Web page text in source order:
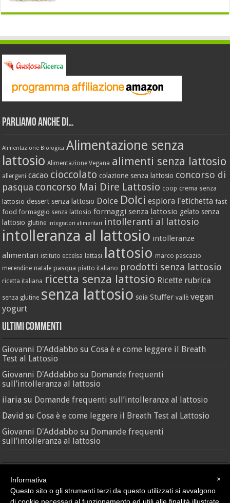
Parliamo anche di…
Alimentazione Biologica Alimentazione senza
lattosio Alimentazione Vegana alimenti senza lattosio
allergeni cacao cioccolato colazione senza lattosio concorso di
pasqua concorso Mai Dire Lattosio coop crema senza
lattosio dessert senza lattosio Dolce Dolci esplora l'etichetta fast
food formaggio senza lattosio formaggi senza lattosio gelato senza
lattosio glutine integratori alimentari intolleranti al lattosio
intolleranza al lattosio intolleranze
alimentari istituto eccelsa lattasi lattosio marco pascazio
merendine natale pasqua piatto italiano prodotti senza lattosio
ricetta italiana ricetta senza lattosio Ricette rubrica
senza glutine senza lattosio soia Stuffer vallè vegan
yogurt
Ultimi Commenti
Giovanni D'Addabbo suCosa è e come leggere il Breath
Test al Lattosio
Giovanni D'Addabbo su Domande frequenti
sull’intolleranza al lattosio
ilaria su Domande frequenti sull’intolleranza al lattosio
David suCosa è e come leggere il Breath Test al Lattosio
Giovanni D'Addabbo su Domande frequenti
sull’intolleranza al lattosio
×
Informativa
Questo sito o gli strumenti terzi da questo utilizzati si avvalgono